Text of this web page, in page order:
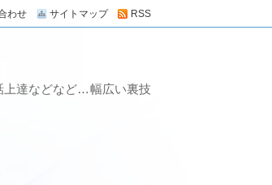
わせ サイトマップ RSS
上達などなど…幅広い裏技